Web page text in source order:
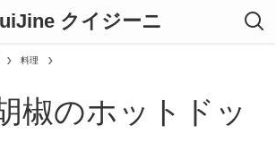
クイジーニ
料理
椒のホットドッ